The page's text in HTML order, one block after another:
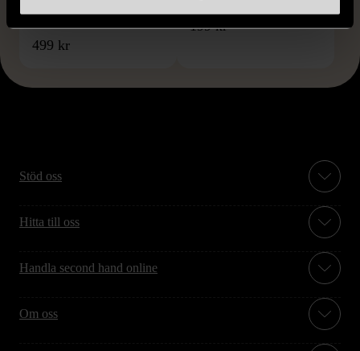
Gott skick
499 kr
199 kr
Stöd oss
Hitta till oss
Handla second hand online
Om oss